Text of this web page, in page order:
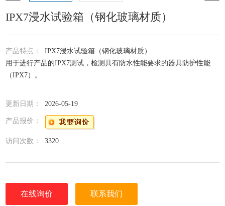
IPX7浸水试验箱（钢化玻璃材质）
产品特点：IPX7浸水试验箱（钢化玻璃材质）
用于进行产品的IPX7测试，检测具有防水性能要求的器具防护性能
（IPX7）。
更新日期：2026-05-19
产品报价：
访问次数：3320
在线询价 联系我们